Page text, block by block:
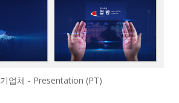
기업체 - Presentation (PT)